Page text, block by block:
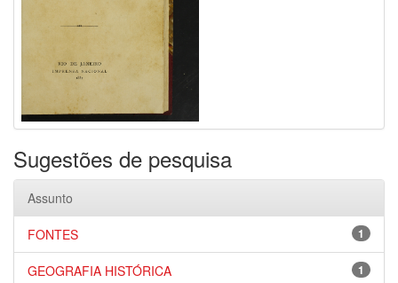
Sugestões de pesquisa
Assunto
1
FONTES
1
GEOGRAFIA HISTÓRICA